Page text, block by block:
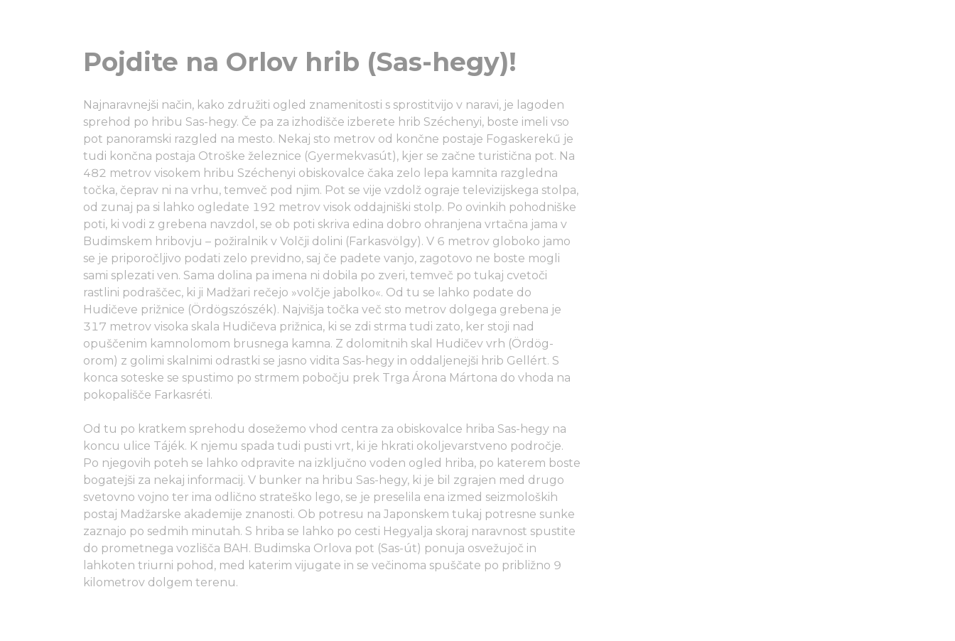
Pojdite na Orlov hrib (Sas-hegy)!
Najnaravnejši način, kako združiti ogled znamenitosti s sprostitvijo v naravi, je lagoden
sprehod po hribu Sas-hegy. Če pa za izhodišče izberete hrib Széchenyi, boste imeli vso
pot panoramski razgled na mesto. Nekaj sto metrov od končne postaje Fogaskerekű je
tudi končna postaja Otroške železnice (Gyermekvasút), kjer se začne turistična pot. Na
482 metrov visokem hribu Széchenyi obiskovalce čaka zelo lepa kamnita razgledna
točka, čeprav ni na vrhu, temveč pod njim. Pot se vije vzdolž ograje televizijskega stolpa,
od zunaj pa si lahko ogledate 192 metrov visok oddajniški stolp. Po ovinkih pohodniške
poti, ki vodi z grebena navzdol, se ob poti skriva edina dobro ohranjena vrtačna jama v
Budimskem hribovju – požiralnik v Volčji dolini (Farkasvölgy). V 6 metrov globoko jamo
se je priporočljivo podati zelo previdno, saj če padete vanjo, zagotovo ne boste mogli
sami splezati ven. Sama dolina pa imena ni dobila po zveri, temveč po tukaj cvetoči
rastlini podraščec, ki ji Madžari rečejo »volčje jabolko«. Od tu se lahko podate do
Hudičeve prižnice (Ördögszószék). Najvišja točka več sto metrov dolgega grebena je
317 metrov visoka skala Hudičeva prižnica, ki se zdi strma tudi zato, ker stoji nad
opuščenim kamnolomom brusnega kamna. Z dolomitnih skal Hudičev vrh (Ördög-
orom) z golimi skalnimi odrastki se jasno vidita Sas-hegy in oddaljenejši hrib Gellért. S
konca soteske se spustimo po strmem pobočju prek Trga Árona Mártona do vhoda na
pokopališče Farkasréti.
Od tu po kratkem sprehodu dosežemo vhod centra za obiskovalce hriba Sas-hegy na
koncu ulice Tájék. K njemu spada tudi pusti vrt, ki je hkrati okoljevarstveno področje.
Po njegovih poteh se lahko odpravite na izključno voden ogled hriba, po katerem boste
bogatejši za nekaj informacij. V bunker na hribu Sas-hegy, ki je bil zgrajen med drugo
svetovno vojno ter ima odlično strateško lego, se je preselila ena izmed seizmoloških
postaj Madžarske akademije znanosti. Ob potresu na Japonskem tukaj potresne sunke
zaznajo po sedmih minutah. S hriba se lahko po cesti Hegyalja skoraj naravnost spustite
do prometnega vozlišča BAH. Budimska Orlova pot (Sas-út) ponuja osvežujoč in
lahkoten triurni pohod, med katerim vijugate in se večinoma spuščate po približno 9
kilometrov dolgem terenu.